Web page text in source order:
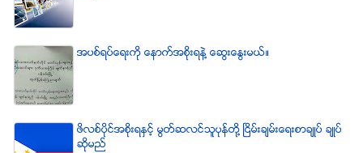
အပစ္ရပ္ေရးကို ေနာက္အစိုးရနဲ႔ ေဆြးေႏြးမယ္။
ဖိလစ္ပိုင္အစိုးရႏွင့္ မြတ္ဆလင္သူပုန္တို႔ ၿငိမ္းခ်မ္းေရးစာခ်ဳပ္ ခ်ဳပ္
ဆိုမည္